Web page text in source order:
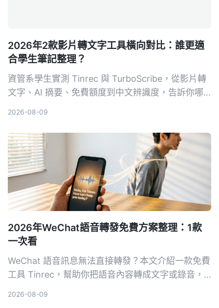
2026年2款影片轉文字工具橫向對比：誰更適
合學生筆記整理？
資管系學生實測 Tinrec 與 TurboScribe，從影片轉
文字、AI 摘要、免費額度到中文辨識度，告訴你哪
2026-08-09
2026年WeChat語音轉發免費方案整理：1款
一次看
WeChat 語音訊息無法直接轉發？本文介紹一款免費
工具 Tinrec，幫助你把語音內容轉成文字或錄音，
2026-08-09